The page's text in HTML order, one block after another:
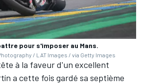
pour s'imposer au Mans.
/ LAT Images / via Getty Images
à la faveur d'un excellent
a cette fois gardé sa septième